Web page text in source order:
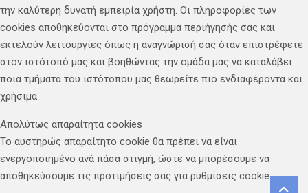
την καλύτερη δυνατή εμπειρία χρήστη. Οι πληροφορίες των
cookies αποθηκεύονται στο πρόγραμμα περιήγησής σας και
εκτελούν λειτουργίες όπως η αναγνώρισή σας όταν επιστρέφετε
στον ιστότοπό μας και βοηθώντας την ομάδα μας να καταλάβει
ποια τμήματα του ιστότοπου μας θεωρείτε πιο ενδιαφέροντα και
χρήσιμα.
Απολύτως απαραίτητα cookies
Το αυστηρώς απαραίτητο cookie θα πρέπει να είναι
ενεργοποιημένο ανά πάσα στιγμή, ώστε να μπορέσουμε να
αποθηκεύσουμε τις προτιμήσεις σας για ρυθμίσεις cookie.